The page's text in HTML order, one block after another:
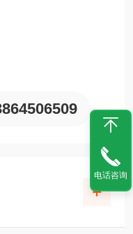
电话咨询